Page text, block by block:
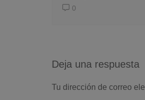
0
Deja una respuesta
Tu dirección de correo